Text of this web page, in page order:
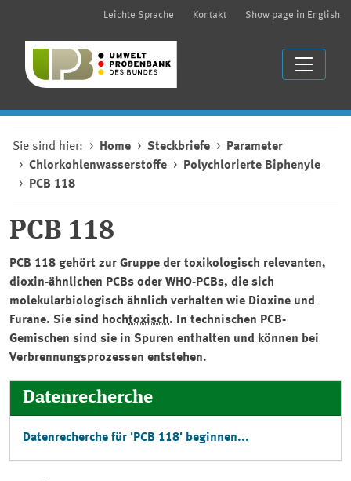
Leichte Sprache Kontakt Show page in English
Sie sind hier: Home Steckbriefe
Parameter
Chlorkohlenwasserstoffe
Polychlorierte Biphenyle
PCB 118
PCB 118
PCB 118 gehört zur Gruppe der toxikologisch relevanten‚
dioxin-ähnlichen PCBs oder WHO-PCBs, die sich
molekularbiologisch ähnlich verhalten wie Dioxine und
Furane. Sie sind hochtoxisch. In technischen PCB-
Gemischen sind sie in Spuren enthalten und können bei
Verbrennungsprozessen entstehen.
Datenrecherche
Datenrecherche für 'PCB 118' beginnen...